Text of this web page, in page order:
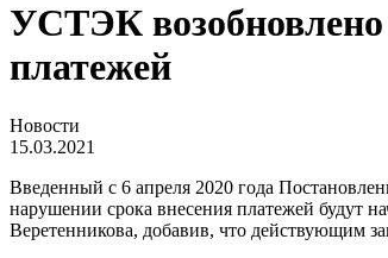
УСТЭК возобновлено
платежей
Новости
15.03.2021
Введенный с 6 апреля 2020 года
нарушении срока внесения платежей будут
Веретенникова, добавив, что действующим